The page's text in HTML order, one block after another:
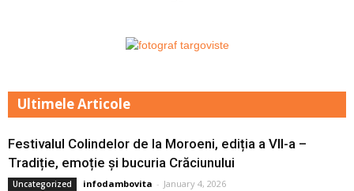
Ultimele Articole
Festivalul Colindelor de la Moroeni, ediția a VII-a –
Tradiție, emoție și bucuria Crăciunului
Uncategorized infodambovita - January 4, 2026